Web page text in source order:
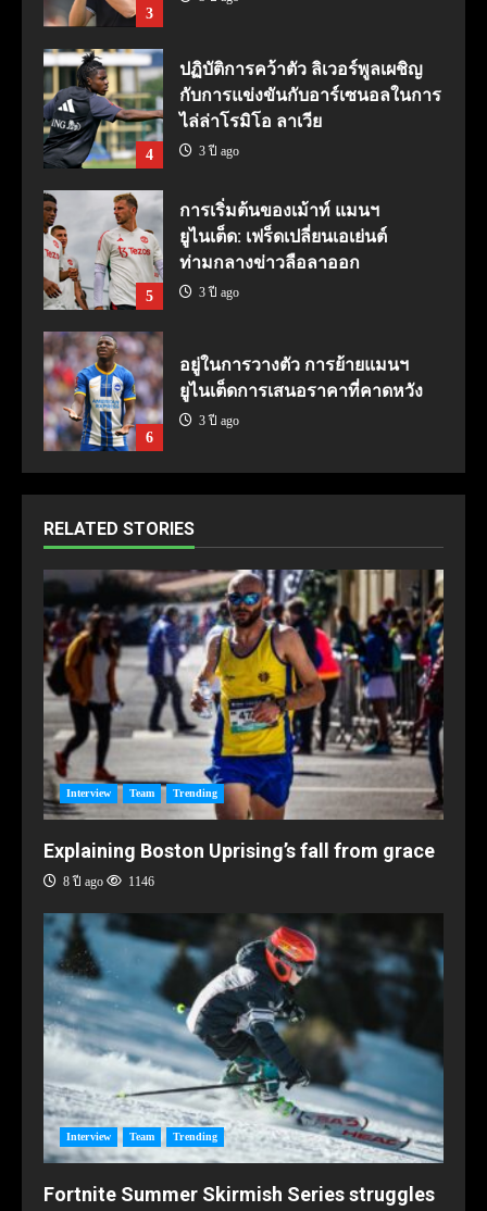
3
4
ปฏิบัติการคว้าตัว ลิเวอร์พูลเผชิญ
กับการแข่งขันกับอาร์เซนอลในการ
ไล่ล่าโรมิโอ ลาเวีย
3 ปี ago
5
การเริ่มต้นของเม้าท์ แมนฯ
ยูไนเต็ด: เฟร็ดเปลี่ยนเอเย่นต์
ท่ามกลางข่าวลือลาออก
3 ปี ago
6
อยู่ในการวางตัว การย้ายแมนฯ
ยูไนเต็ดการเสนอราคาที่คาดหวัง
3 ปี ago
RELATED STORIES
Interview Team Trending
Explaining Boston Uprising’s fall from grace
8 ปี ago 1146
Interview Team Trending
Fortnite Summer Skirmish Series struggles